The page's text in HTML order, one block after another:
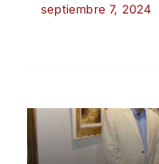
septiembre 7, 2024